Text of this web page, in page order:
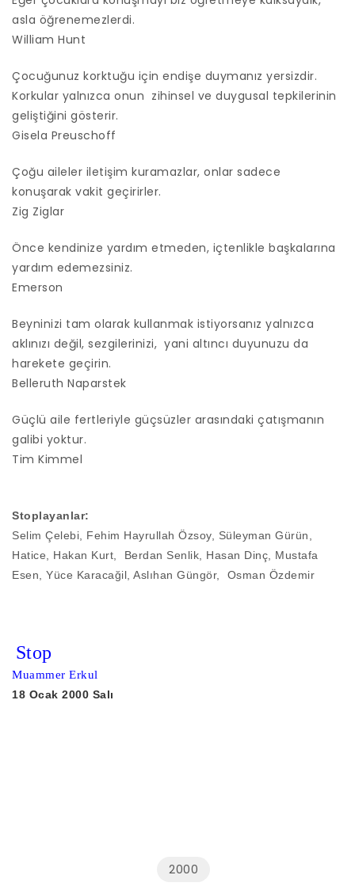
asla öğrenemezlerdi.
William Hunt
Çocuğunuz korktuğu için endişe duymanız yersizdir.
Korkular yalnızca onun zihinsel ve duygusal tepkilerinin
geliştiğini gösterir.
Gisela Preuschoff
Çoğu aileler iletişim kuramazlar, onlar sadece
konuşarak vakit geçirirler.
Zig Ziglar
Önce kendinize yardım etmeden, içtenlikle başkalarına
yardım edemezsiniz.
Emerson
Beyninizi tam olarak kullanmak istiyorsanız yalnızca
aklınızı değil, sezgilerinizi, yani altıncı duyunuzu da
harekete geçirin.
Belleruth Naparstek
Güçlü aile fertleriyle güçsüzler arasındaki çatışmanın
galibi yoktur.
Tim Kimmel
Stoplayanlar:
Selim Çelebi, Fehim Hayrullah Özsoy, Süleyman Gürün,
Hatice, Hakan Kurt, Berdan Senlik, Hasan Dinç, Mustafa
Esen, Yüce Karacağil, Aslıhan Güngör, Osman Özdemir
Stop
Muammer Erkul
18 Ocak 2000 Salı
2000